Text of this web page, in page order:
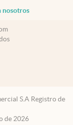
nosotros
S.A Registro de
de 2026